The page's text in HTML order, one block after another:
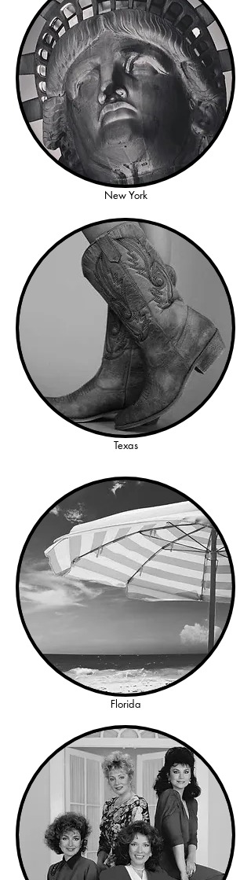
New York
Texas
Florida